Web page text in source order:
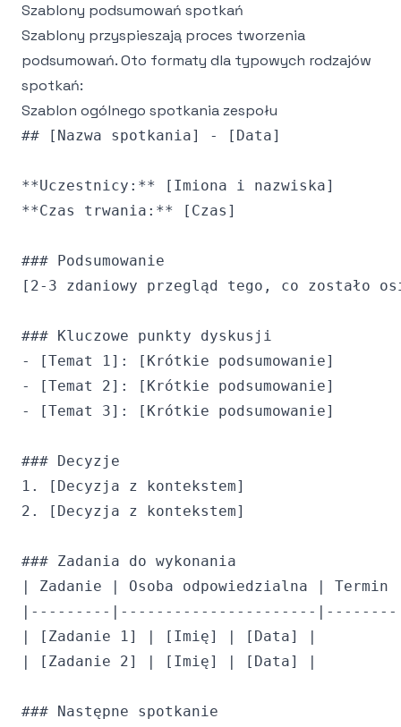
Szablony podsumowań spotkań
Szablony przyspieszają proces tworzenia
podsumowań. Oto formaty dla typowych rodzajów
spotkań:
Szablon ogólnego spotkania zespołu
## [Nazwa spotkania] - [Data]
**Uczestnicy:** [Imiona i nazwiska]
**Czas trwania:** [Czas]
### Podsumowanie
[2-3 zdaniowy przegląd tego, co zostało
### Kluczowe punkty dyskusji
- [Temat 1]: [Krótkie podsumowanie]
- [Temat 2]: [Krótkie podsumowanie]
- [Temat 3]: [Krótkie podsumowanie]
### Decyzje
1. [Decyzja z kontekstem]
2. [Decyzja z kontekstem]
### Zadania do wykonania
| Zadanie | Osoba odpowiedzialna | Termin
|---------|----------------------
| [Zadanie 1] | [Imię] | [Data] |
| [Zadanie 2] | [Imię] | [Data] |
### Następne spotkanie